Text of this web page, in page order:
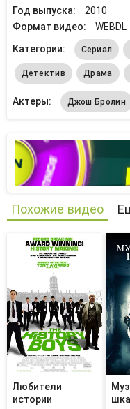
Год выпуска:
2010
Формат видео:
WEBDL
Категории:
Сериал
Детектив Драма
Актеры: Джош Бролин
Похожие видео
Любители
истории